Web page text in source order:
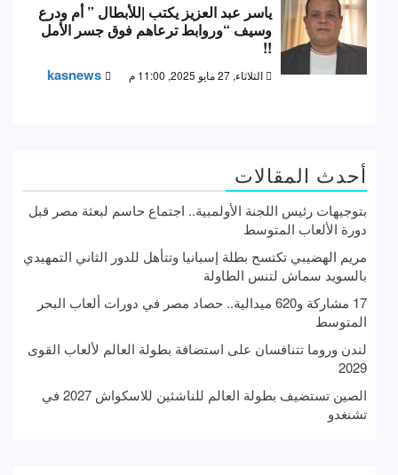
ياسر عبد العزيز يكتب |للأبطال ” أم ودرع
وسيف “وروابط ترعاهم فوق جسر الأمل
!!
الثلاثاء, 27 مايو 2025, 11:00 م kasnews
أحدث المقالات
بتوجيهات رئيس اللجنة الأولمبية.. اجتماع حاسم لبعثة مصر قبل
دورة الألعاب المتوسط
مريم الهضيبي تكتسح بطلة إسبانيا وتتأهل للدور الثاني التمهيدي
بالسويد سماش لتنس الطاولة
17 مشاركة و620 ميدالية.. حصاد مصر في دورات ألعاب البحر
المتوسط
لندن وروما تتنافسان على استضافة بطولة العالم لألعاب القوى
2029
الصين تستضيف بطولة العالم للناشئين للاسكواش 2027 في
تشنغدو